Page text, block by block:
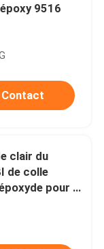
9516
Contact
clair du
de colle
pour le